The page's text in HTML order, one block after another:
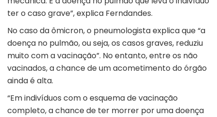
ter o caso grave”, explica Ferndandes.
No caso da ômicron, o pneumologista explica que “a
doença no pulmão, ou seja, os casos graves, reduziu
muito com a vacinação”. No entanto, entre os não
vacinados, a chance de um acometimento do órgão
ainda é alta.
“Em indivíduos com o esquema de vacinação
completo, a chance de ter morrer por uma doença